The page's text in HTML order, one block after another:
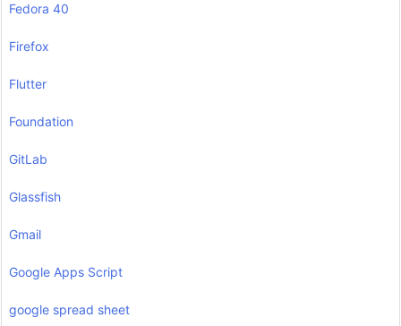
Fedora 40
Firefox
Flutter
Foundation
GitLab
Glassfish
Gmail
Google Apps Script
google spread sheet